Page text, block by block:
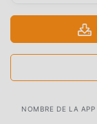
NOMBRE DE LA APP